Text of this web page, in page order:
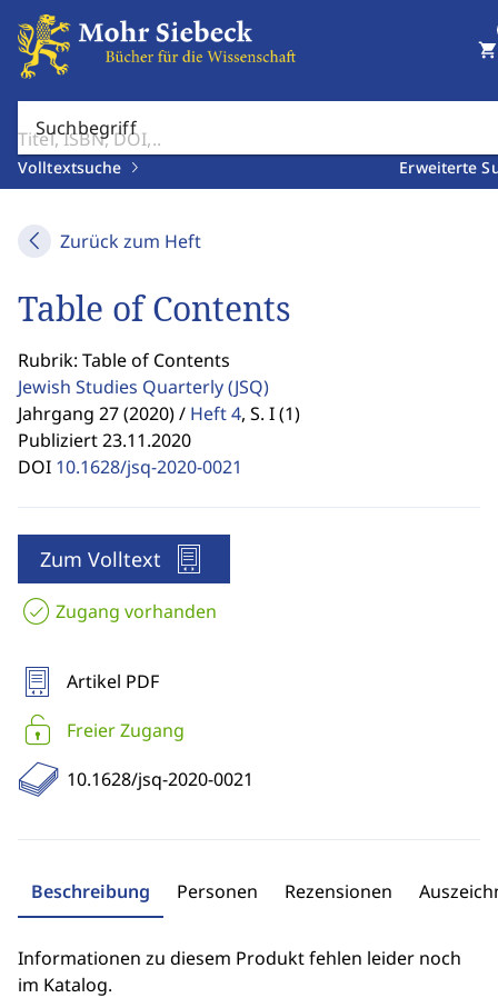
Suchbegriff
Volltextsuche Erweiterte
shopping_cart
Zurück zum Heft
Table of Contents
Rubrik: Table of Contents
Jewish Studies Quarterly(JSQ)
Jahrgang 27 (2020) / Heft 4, S. I (1)
Publiziert 23.11.2020
DOI 10.1628/jsq-2020-0021
Zum Volltext
Zugang vorhanden
Artikel PDF
Freier Zugang
10.1628/jsq-2020-0021
Beschreibung Personen Rezensionen
Informationen zu diesem Produkt fehlen leider noch
im Katalog.